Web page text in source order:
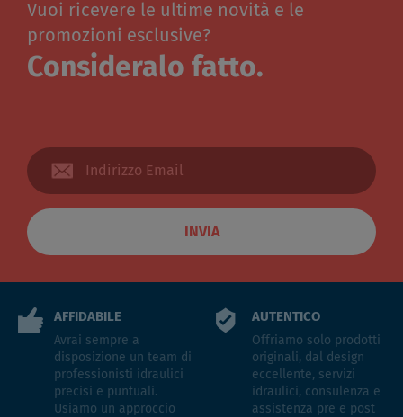
Vuoi ricevere le ultime novità e le
promozioni esclusive?
Consideralo fatto.
INVIA
AFFIDABILE
Avrai sempre a
disposizione un team di
professionisti idraulici
precisi e puntuali.
Usiamo un approccio
AUTENTICO
Offriamo solo prodotti
originali, dal design
eccellente, servizi
idraulici, consulenza e
assistenza pre e post